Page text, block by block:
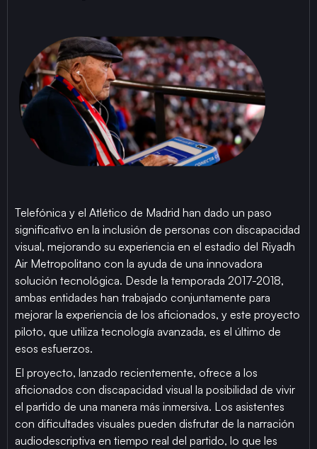
Telefónica y el Atlético de Madrid han dado un paso
significativo en la inclusión de personas con discapacidad
visual, mejorando su experiencia en el estadio del Riyadh
Air Metropolitano con la ayuda de una innovadora
solución tecnológica. Desde la temporada 2017-2018,
ambas entidades han trabajado conjuntamente para
mejorar la experiencia de los aficionados, y este proyecto
piloto, que utiliza tecnología avanzada, es el último de
esos esfuerzos.
El proyecto, lanzado recientemente, ofrece a los
aficionados con discapacidad visual la posibilidad de vivir
el partido de una manera más inmersiva. Los asistentes
con dificultades visuales pueden disfrutar de la narración
audiodescriptiva en tiempo real del partido, lo que les